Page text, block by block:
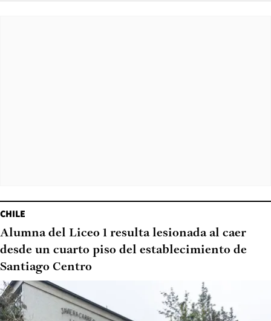
CHILE
Alumna del Liceo 1 resulta lesionada al caer
desde un cuarto piso del establecimiento de
Santiago Centro